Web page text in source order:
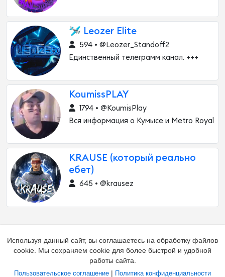
🛩 Leozer Elite
594 • @Leozer_Standoff2
Единственный телеграмм канал. +++
KoumissPLAY
1794 • @KoumisPlay
Вся информация о Кумысе и Metro Royal
KRAUSE (который реально
ебет)
645 • @krausez
Используя данный сайт, вы соглашаетесь на обработку файлов
cookie. Мы сохраняем cookie для более быстрой и удобной
работы сайта.
Пользовательское соглашение | Политика конфиденциальности